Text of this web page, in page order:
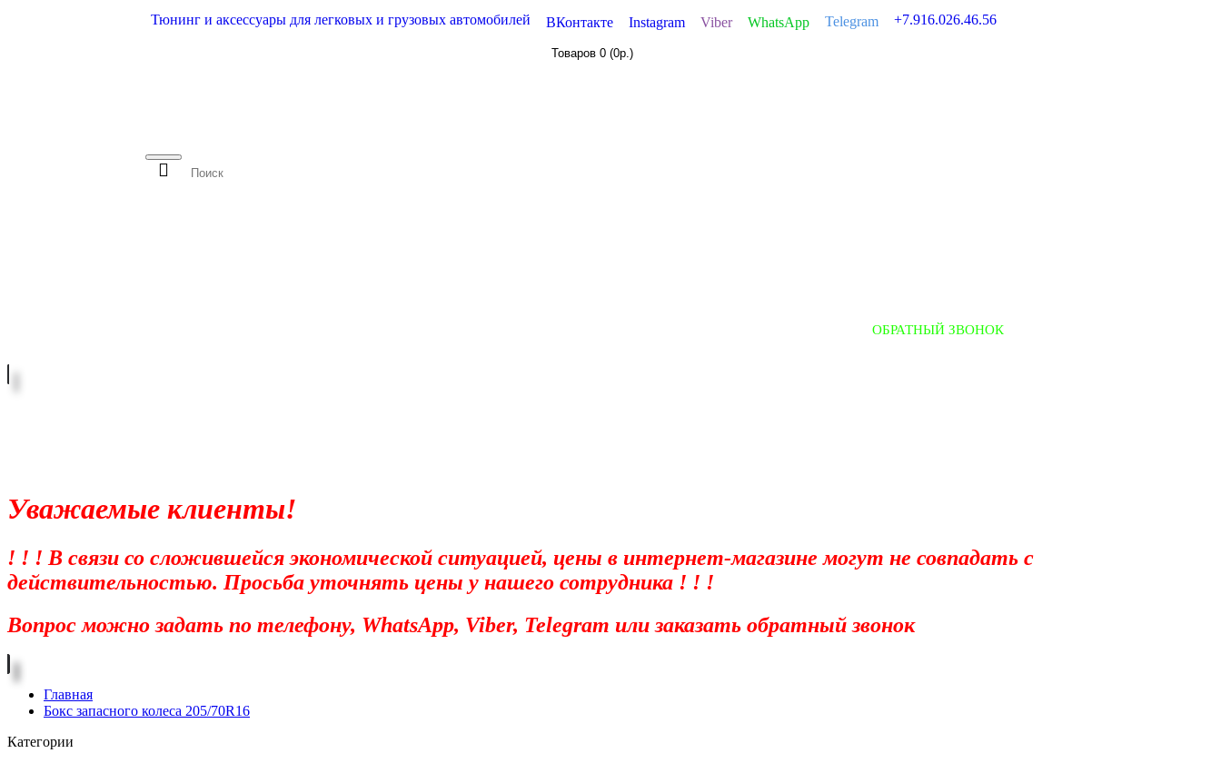
Тюнинг и аксессуары для легковых и грузовых автомобилей ВКонтакте Instagram Viber WhatsApp Telegram +7.916.026.46.56
Товаров 0 (0р.)
ОБРАТНЫЙ ЗВОНОК
Уважаемые клиенты!
! ! ! В связи со сложившейся экономической ситуацией, цены в интернет-магазине могут не совпадать с
действительностью. Просьба уточнять цены у нашего сотрудника ! ! !
Вопрос можно задать по телефону, WhatsApp, Viber, Telegram или заказать обратный звонок
Главная
Бокс запасного колеса 205/70R16
Категории